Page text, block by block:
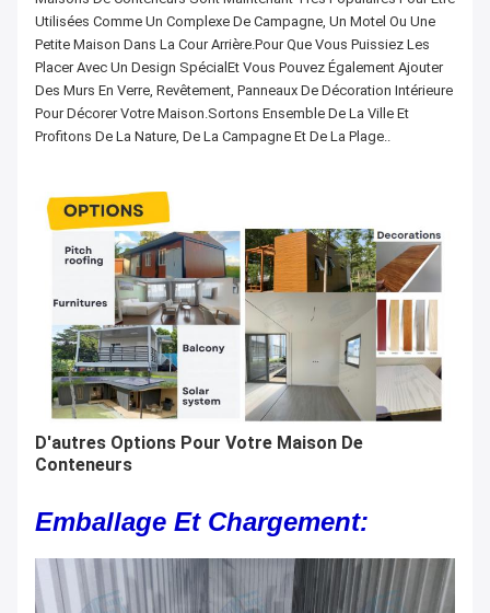
Utilisées Comme Un Complexe De Campagne, Un Motel Ou Une
Petite Maison Dans La Cour Arrière.pour Que Vous Puissiez Les
Placer Avec Un Design SpécialEt Vous Pouvez Également Ajouter
Des Murs En Verre, Revêtement, Panneaux De Décoration Intérieure
Pour Décorer Votre Maison.Sortons Ensemble De La Ville Et
Profitons De La Nature, De La Campagne Et De La Plage..
D'autres Options Pour Votre Maison De
Conteneurs
Emballage Et Chargement: